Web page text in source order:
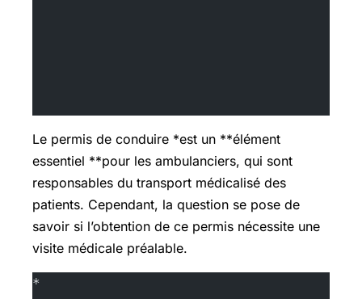
Le permis de conduire *est un **élément
essentiel **pour les ambulanciers, qui sont
responsables du transport médicalisé des
patients. Cependant, la question se pose de
savoir si l’obtention de ce permis nécessite une
visite médicale préalable.
*